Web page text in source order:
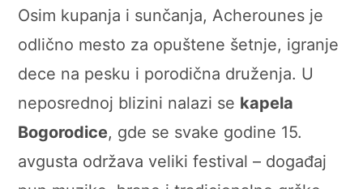
Osim kupanja i sunčanja, Acherounes je
odlično mesto za opuštene šetnje, igranje
dece na pesku i porodična druženja. U
neposrednoj blizini nalazi se kapela
Bogorodice, gde se svake godine 15.
avgusta održava veliki festival – događaj